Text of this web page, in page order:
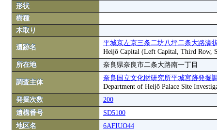
形状
樹種
木取り
遺跡名
平城京左京三条二坊八坪二条大路濠
Heijō Capital (Left Capital, Third Row,
所在地
奈良県奈良市二条大路南一丁目
調査主体
奈良国立文化財研究所平城宮跡発掘
Department of Heijō Palace Site
発掘次数
200
遺構番号
SD5100
地区名
6AFIUO44